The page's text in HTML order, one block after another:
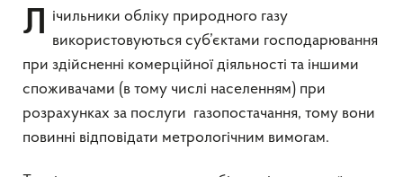
Лічильники обліку природного газу використовуються суб’єктами господарювання
при здійсненні комерційної діяльності та іншими
споживачами (в тому числі населенням) при
розрахунках за послуги газопостачання, тому вони
повинні відповідати метрологічним вимогам.